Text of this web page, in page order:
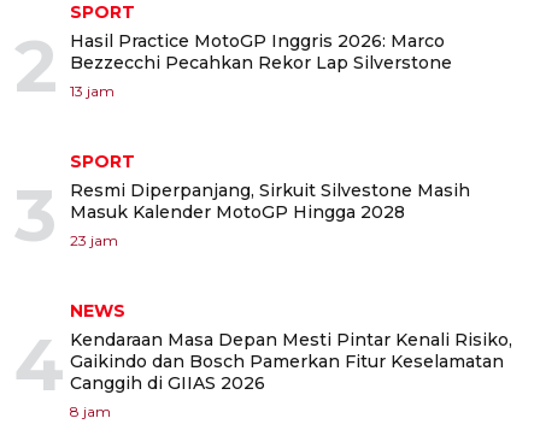
2
SPORT
Hasil Practice MotoGP Inggris 2026: Marco
Bezzecchi Pecahkan Rekor Lap Silverstone
13 jam
3
SPORT
Resmi Diperpanjang, Sirkuit Silvestone Masih
Masuk Kalender MotoGP Hingga 2028
23 jam
4
NEWS
Kendaraan Masa Depan Mesti Pintar Kenali Risiko,
Gaikindo dan Bosch Pamerkan Fitur Keselamatan
Canggih di GIIAS 2026
8 jam